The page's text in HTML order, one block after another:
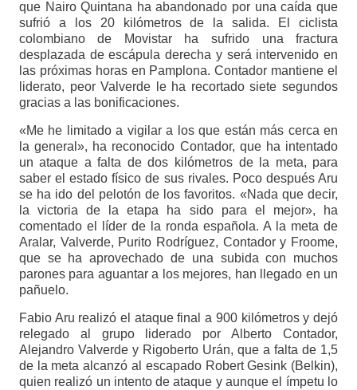
que Nairo Quintana ha abandonado por una caída que
sufrió a los 20 kilómetros de la salida. El ciclista
colombiano de Movistar ha sufrido una fractura
desplazada de escápula derecha y será intervenido en
las próximas horas en Pamplona. Contador mantiene el
liderato, peor Valverde le ha recortado siete segundos
gracias a las bonificaciones.
«Me he limitado a vigilar a los que están más cerca en
la general», ha reconocido Contador, que ha intentado
un ataque a falta de dos kilómetros de la meta, para
saber el estado físico de sus rivales. Poco después Aru
se ha ido del pelotón de los favoritos. «Nada que decir,
la victoria de la etapa ha sido para el mejor», ha
comentado el líder de la ronda española. A la meta de
Aralar, Valverde, Purito Rodríguez, Contador y Froome,
que se ha aprovechado de una subida con muchos
parones para aguantar a los mejores, han llegado en un
pañuelo.
Fabio Aru realizó el ataque final a 900 kilómetros y dejó
relegado al grupo liderado por Alberto Contador,
Alejandro Valverde y Rigoberto Urán, que a falta de 1,5
de la meta alcanzó al escapado Robert Gesink (Belkin),
quien realizó un intento de ataque y aunque el ímpetu lo